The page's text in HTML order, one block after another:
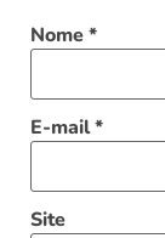
Nome*
E-mail*
Site